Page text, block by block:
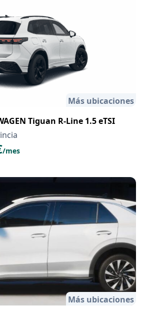
Más ubicaciones
Tiguan R-Line 1.5 eTSI
/mes
Más ubicaciones